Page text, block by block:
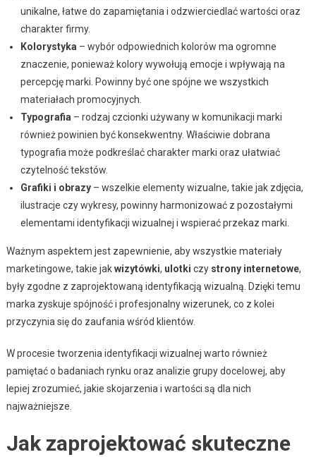
unikalne, łatwe do zapamiętania i odzwierciedlać wartości oraz
charakter firmy.
Kolorystyka – wybór odpowiednich kolorów ma ogromne
znaczenie, ponieważ kolory wywołują emocje i wpływają na
percepcję marki. Powinny być one spójne we wszystkich
materiałach promocyjnych.
Typografia – rodzaj czcionki używany w komunikacji marki
również powinien być konsekwentny. Właściwie dobrana
typografia może podkreślać charakter marki oraz ułatwiać
czytelność tekstów.
Grafiki i obrazy– wszelkie elementy wizualne, takie jak zdjęcia,
ilustracje czy wykresy, powinny harmonizować z pozostałymi
elementami identyfikacji wizualnej i wspierać przekaz marki.
Ważnym aspektem jest zapewnienie, aby wszystkie materiały
marketingowe, takie jakwizytówki, ulotki czy strony internetowe,
były zgodne z zaprojektowaną identyfikacją wizualną. Dzięki temu
marka zyskuje spójność i profesjonalny wizerunek, co z kolei
przyczynia się do zaufania wśród klientów.
W procesie tworzenia identyfikacji wizualnej warto również
pamiętać o badaniach rynku oraz analizie grupy docelowej, aby
lepiej zrozumieć, jakie skojarzenia i wartości są dla nich
najważniejsze.
Jak zaprojektować skuteczne